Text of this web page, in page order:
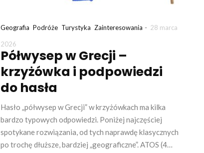
Geografia Podróże Turystyka Zainteresowania - 28 marca
2026
Półwysep w Grecji –
krzyżówka i podpowiedzi
do hasła
Hasło „półwysep w Grecji” w krzyżówkach ma kilka
bardzo typowych odpowiedzi. Poniżej najczęściej
spotykane rozwiązania, od tych naprawdę klasycznych
po trochę dłuższe, bardziej „geograficzne”. ATOS (4…